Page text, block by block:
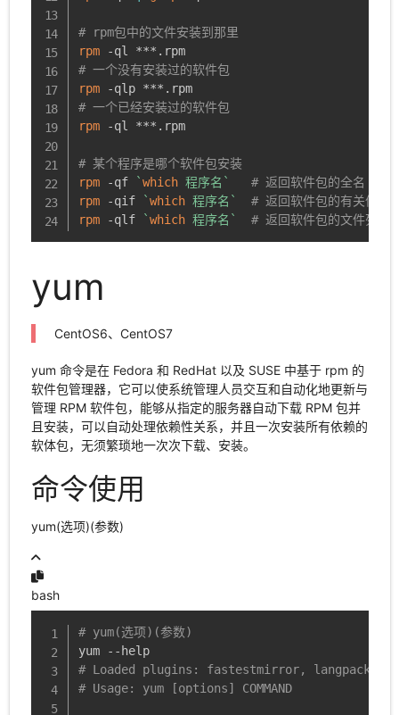
# rpm包中的文件安装到那里
rpm
-ql ***.rpm
# 一个没有安装过的软件包
rpm
-qlp ***.rpm
# 一个已经安装过的软件包
rpm -ql ***.rpm
# 某个程序是哪个软件包安装
rpm -qf `which 程序名 `
# 返回软件包的全名
rpm -qif `which 程序名 `
# 返回软件包的有关信息
rpm -qlf `which 程序名 ` # 返回软件包的文件列表
yum
CentOS6、CentOS7
yum 命令是在 Fedora 和 RedHat 以及 SUSE 中基于 rpm 的
软件包管理器，它可以使系统管理人员交互和自动化地更新与
管理 RPM 软件包，能够从指定的服务器自动下载 RPM 包并
且安装，可以自动处理依赖性关系，并且一次安装所有依赖的
软体包，无须繁琐地一次次下载、安装。
命令使用
yum(选项)(参数)
bash
# yum(选项)(参数)
yum --help
# Loaded plugins: fastestmirror, langpacks
# Usage: yum [options] COMMAND